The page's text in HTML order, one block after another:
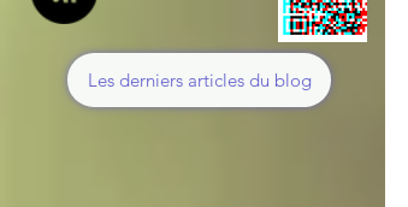
Les derniers articles du blog